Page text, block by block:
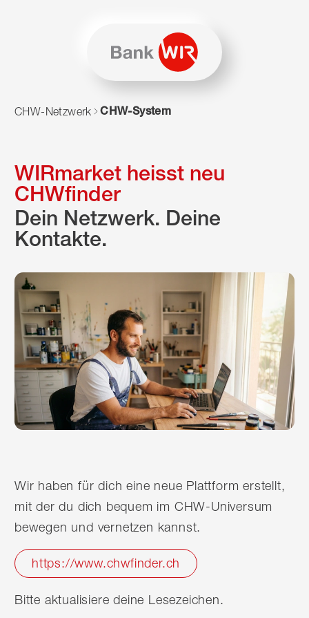
Zum Navigieren dieser Seite wird JavaScript benötigt.
CHW-Netzwerk CHW-System
WIRmarket heisst neu
CHWfinder
Dein Netzwerk. Deine
Kontakte.
Wir haben für dich eine neue Plattform erstellt,
mit der du dich bequem im CHW-Universum
bewegen und vernetzen kannst.
https://www.chwfinder.ch
Bitte aktualisiere deine Lesezeichen.